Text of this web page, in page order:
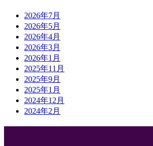
2026年7月
2026年5月
2026年4月
2026年3月
2026年1月
2025年11月
2025年9月
2025年1月
2024年12月
2024年2月